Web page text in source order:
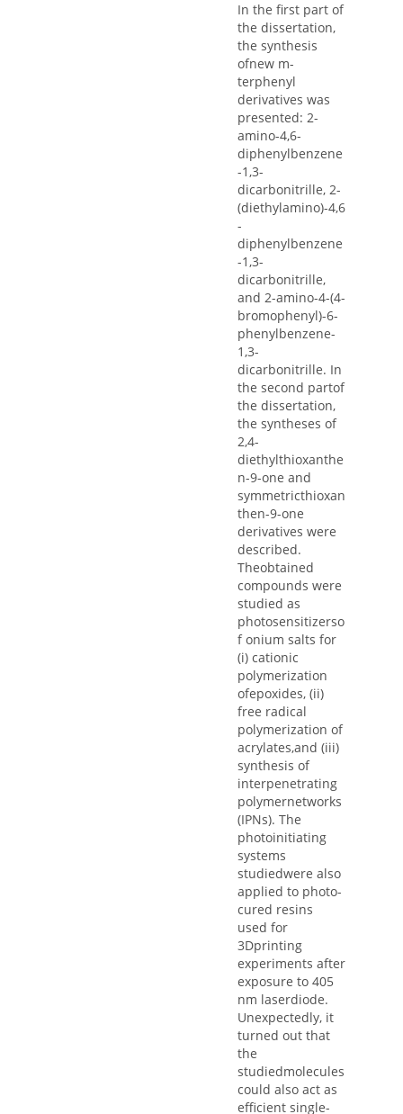
In the first part of
the dissertation,
the synthesis
ofnew m-
terphenyl
derivatives was
presented: 2-
amino-4,6-
diphenylbenzene
-1,3-
dicarbonitrille, 2-
(diethylamino)-4,6
-
diphenylbenzene
-1,3-
dicarbonitrille,
and 2-amino-4-(4-
bromophenyl)-6-
phenylbenzene-
1,3-
dicarbonitrille. In
the second partof
the dissertation,
the syntheses of
2,4-
diethylthioxanthe
n-9-one and
symmetricthioxan
then-9-one
derivatives were
described.
Theobtained
compounds were
studied as
photosensitizerso
f onium salts for
(i) cationic
polymerization
ofepoxides, (ii)
free radical
polymerization of
acrylates,and (iii)
synthesis of
interpenetrating
polymernetworks
(IPNs). The
photoinitiating
systems
studiedwere also
applied to photo-
cured resins
used for
3Dprinting
experiments after
exposure to 405
nm laserdiode.
Unexpectedly, it
turned out that
the
studiedmolecules
could also act as
efficient single-